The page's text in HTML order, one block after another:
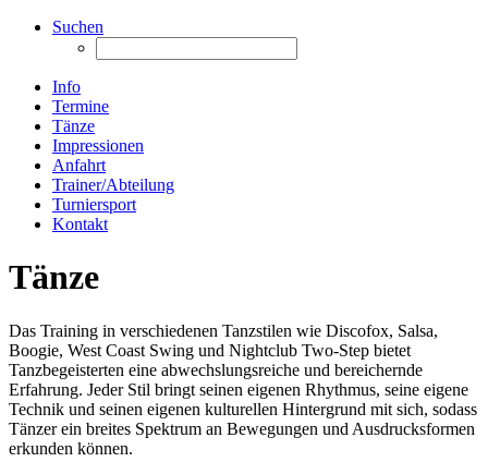
Suchen
Info
Termine
Tänze
Impressionen
Anfahrt
Trainer/Abteilung
Turniersport
Kontakt
Tänze
Das Training in verschiedenen Tanzstilen wie Discofox, Salsa,
Boogie, West Coast Swing und Nightclub Two-Step bietet
Tanzbegeisterten eine abwechslungsreiche und bereichernde
Erfahrung. Jeder Stil bringt seinen eigenen Rhythmus, seine eigene
Technik und seinen eigenen kulturellen Hintergrund mit sich, sodass
Tänzer ein breites Spektrum an Bewegungen und Ausdrucksformen
erkunden können.